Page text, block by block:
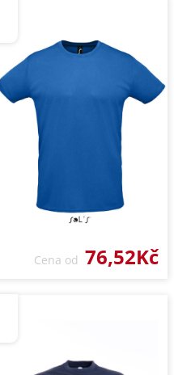
Cena od 76,52Kč